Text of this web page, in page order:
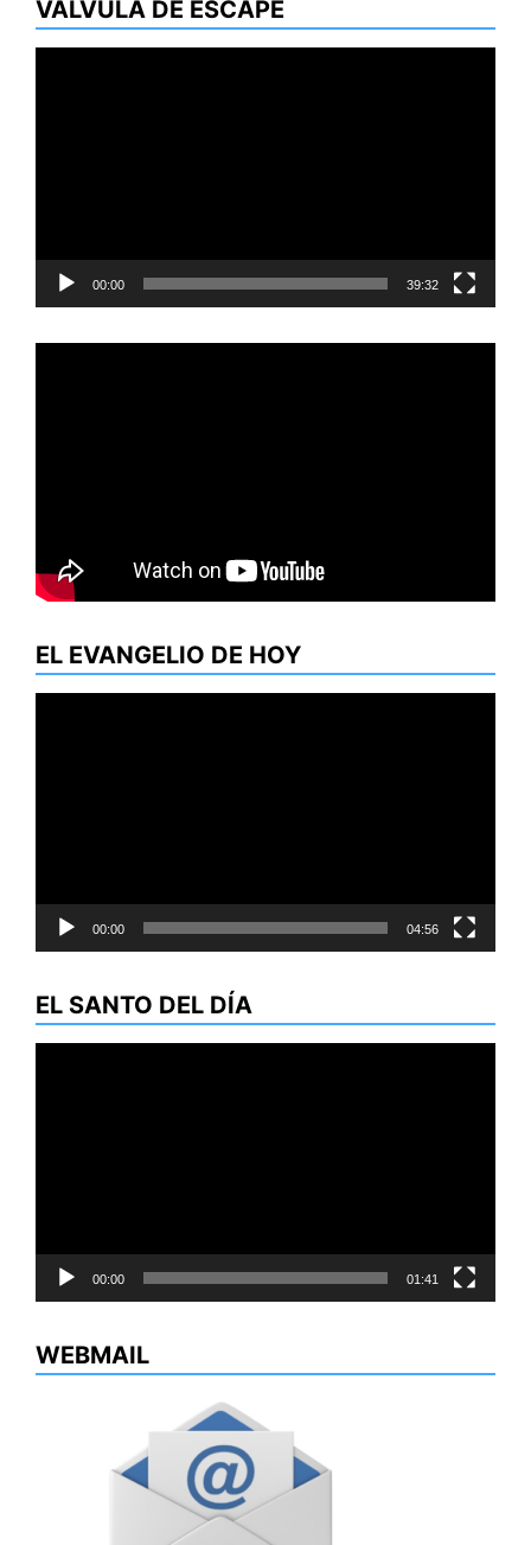
VÁLVULA DE ESCAPE
00:00 39:32
EL EVANGELIO DE HOY
00:00 04:56
EL SANTO DEL DÍA
00:00 01:41
WEBMAIL